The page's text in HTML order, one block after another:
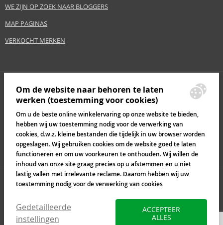
WE ZIJN OP ZOEK NAAR BLOGGERS
MAP PAGINAS
VERKOCHT MERKEN
Om de website naar behoren te laten
werken (toestemming voor cookies)
Om u de beste online winkelervaring op onze website te bieden,
hebben wij uw toestemming nodig voor de verwerking van
cookies, d.w.z. kleine bestanden die tijdelijk in uw browser worden
opgeslagen. Wij gebruiken cookies om de website goed te laten
functioneren en om uw voorkeuren te onthouden. Wij willen de
inhoud van onze site graag precies op u afstemmen en u niet
lastig vallen met irrelevante reclame. Daarom hebben wij uw
toestemming nodig voor de verwerking van cookies
Gedetailleerde
instellingen
ACCEPTEER
ALLES